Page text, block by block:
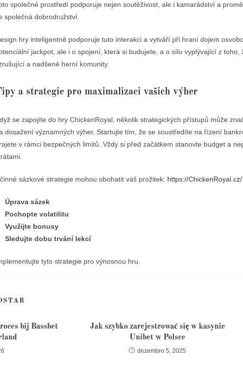
společné prostředí podporuje nejen soutěživost, ale i kamarádství a
společná dobrodružství.
hry inteligentně podporuje tuto interakci a vytváří při hraní dojem
jackpot, ale i o spojení, která si budujete, a o sílu vyplývající z toho,
a nadšené herní komunity.
a strategie pro maximalizaci vašich výher
se zapojíte do hry ChickenRoyal, několik strategických přístupů může
dosažení významných výher. Startujte tím, že se soustředíte na řízení
v rámci bezpečných limitů. Vždy si před začátkem stanovte budget a
sázkové strategie mohou obohatit váš prožitek: https://ChickenRoyal.cz/
Úprava sázek
Pochopte volatilitu
Využijte bonusy
Sledujte dobu trvání lekcí
tyto strategie pro výnosnou hru.
bij Bassbet
Jak szybko zarejestrować się w kasynie
Unibet w Polsce
dezembro 5, 2025